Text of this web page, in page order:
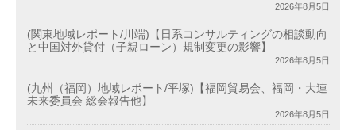
2026年8月5日
(関東地域レポート/川端)【日系コンサルティングの相談動向
と中国対外貸付（子親ローン）規制変更の影響】
2026年8月5日
(九州（福岡）地域レポート/平塚)【福岡貿易会、福岡・大連
未来委員会 総会報告他】
2026年8月5日